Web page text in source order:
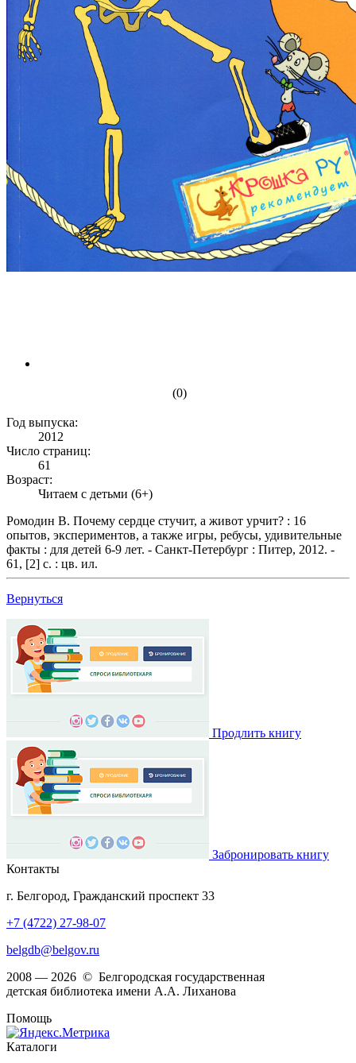
(0)
Год выпуска:
2012
Число страниц:
61
Возраст:
Читаем с детьми (6+)
Ромодин В. Почему сердце стучит, а живот урчит? : 16
опытов, экспериментов, а также игры, ребусы, удивительные
факты : для детей 6-9 лет. - Санкт-Петербург : Питер, 2012. -
61, [2] с. : цв. ил.
Вернуться
Продлить книгу
Забронировать книгу
Контакты
г. Белгород, Гражданский проспект 33
+7 (4722) 27-98-07
belgdb@belgov.ru
2008 — 2026 © Белгородская государственная
детская библиотека имени А.А. Лиханова
Помощь
Каталоги